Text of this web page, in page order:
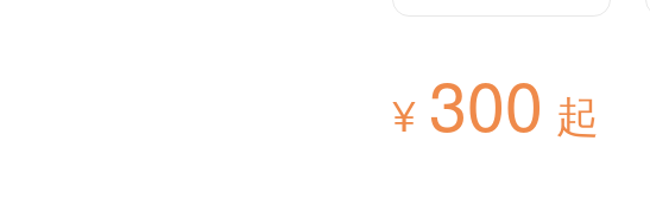
¥ 300 起